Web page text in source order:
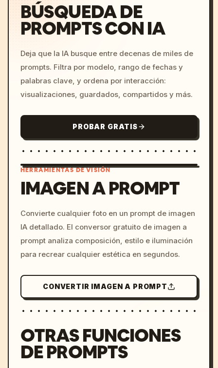
BÚSQUEDA DE
PROMPTS CON IA
Deja que la IA busque entre decenas de miles de
prompts. Filtra por modelo, rango de fechas y
palabras clave, y ordena por interacción:
visualizaciones, guardados, compartidos y más.
PROBAR GRATIS
c, cyberpunk sunset, neon
colors, 8k --v 6.0
HERRAMIENTAS DE VISIÓN
IMAGEN A PROMPT
Convierte cualquier foto en un prompt de imagen
IA detallado. El conversor gratuito de imagen a
prompt analiza composición, estilo e iluminación
para recrear cualquier estética en segundos.
CONVERTIR IMAGEN A PROMPT
OTRAS FUNCIONES
DE PROMPTS